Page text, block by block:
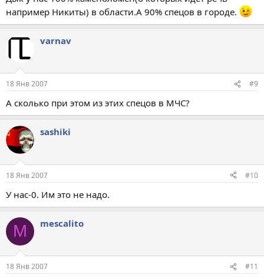
например Никиты) в области.А 90% спецов в городе.
varnav
18 Янв 2007 #9
А сколько при этом из этих спецов в МЧС?
sashiki
18 Янв 2007 #10
У нас-0. Им это не надо.
M mescalito
18 Янв 2007 #11